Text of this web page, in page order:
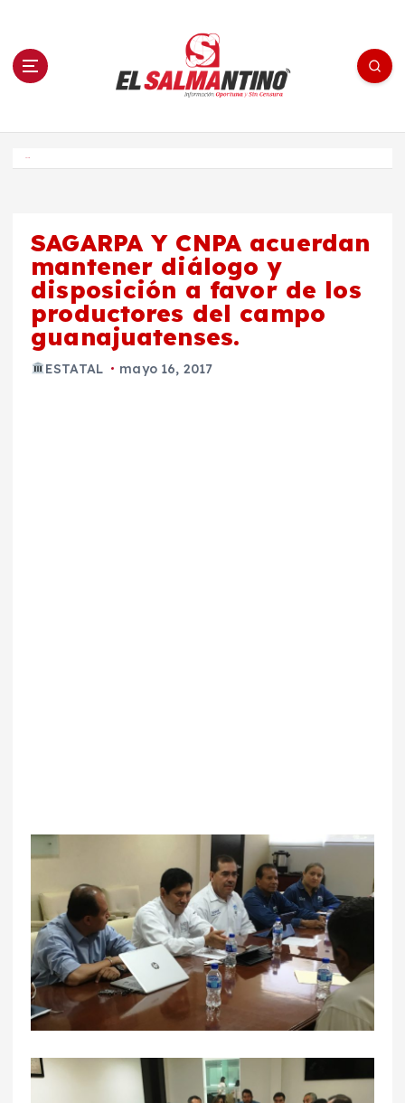
n El Salmantino - medios/noticias/editorial
SAGARPA Y CNPA acuerdan
mantener diálogo y
disposición a favor de los
productores del campo
guanajuatenses.
ESTATAL mayo 16, 2017